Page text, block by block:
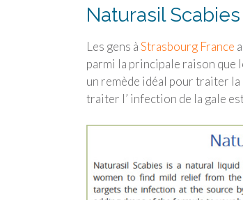
Naturasil
Les gens àStrasbourg France
parmi la principale raison que
un remède idéal pour traiter
traiter l’ infection de la gale